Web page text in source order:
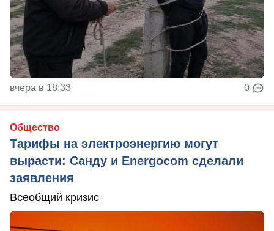
вчера в 18:33 0
Общество
Тарифы на электроэнергию могут
вырасти: Санду и Energocom сделали
заявления
Всеобщий кризис